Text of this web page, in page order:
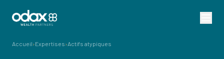
Accueil›Expertises›Actifs atypiques